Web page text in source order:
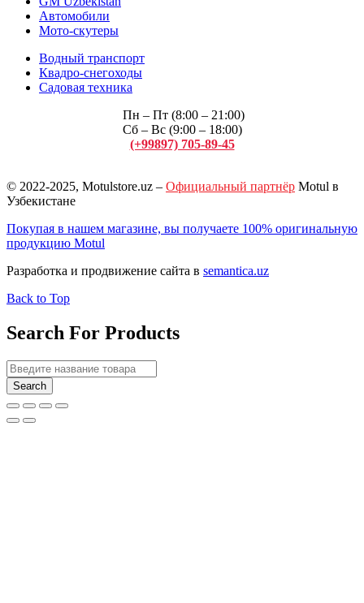
Автомобили
Мото-скутеры
Водный транспорт
Квадро-снегоходы
Садовая техника
Пн – Пт (8:00 – 21:00)
Сб – Вс (9:00 – 18:00)
(+99897) 705-89-45
© 2022-2025, Motulstore.uz – Официальный партнёр Motul в
Узбекистане
Покупая в нашем магазине, вы получаете 100% оригинальную
продукцию Motul
Разработка и продвижение сайта в semantica.uz
Back to Top
Search For Products